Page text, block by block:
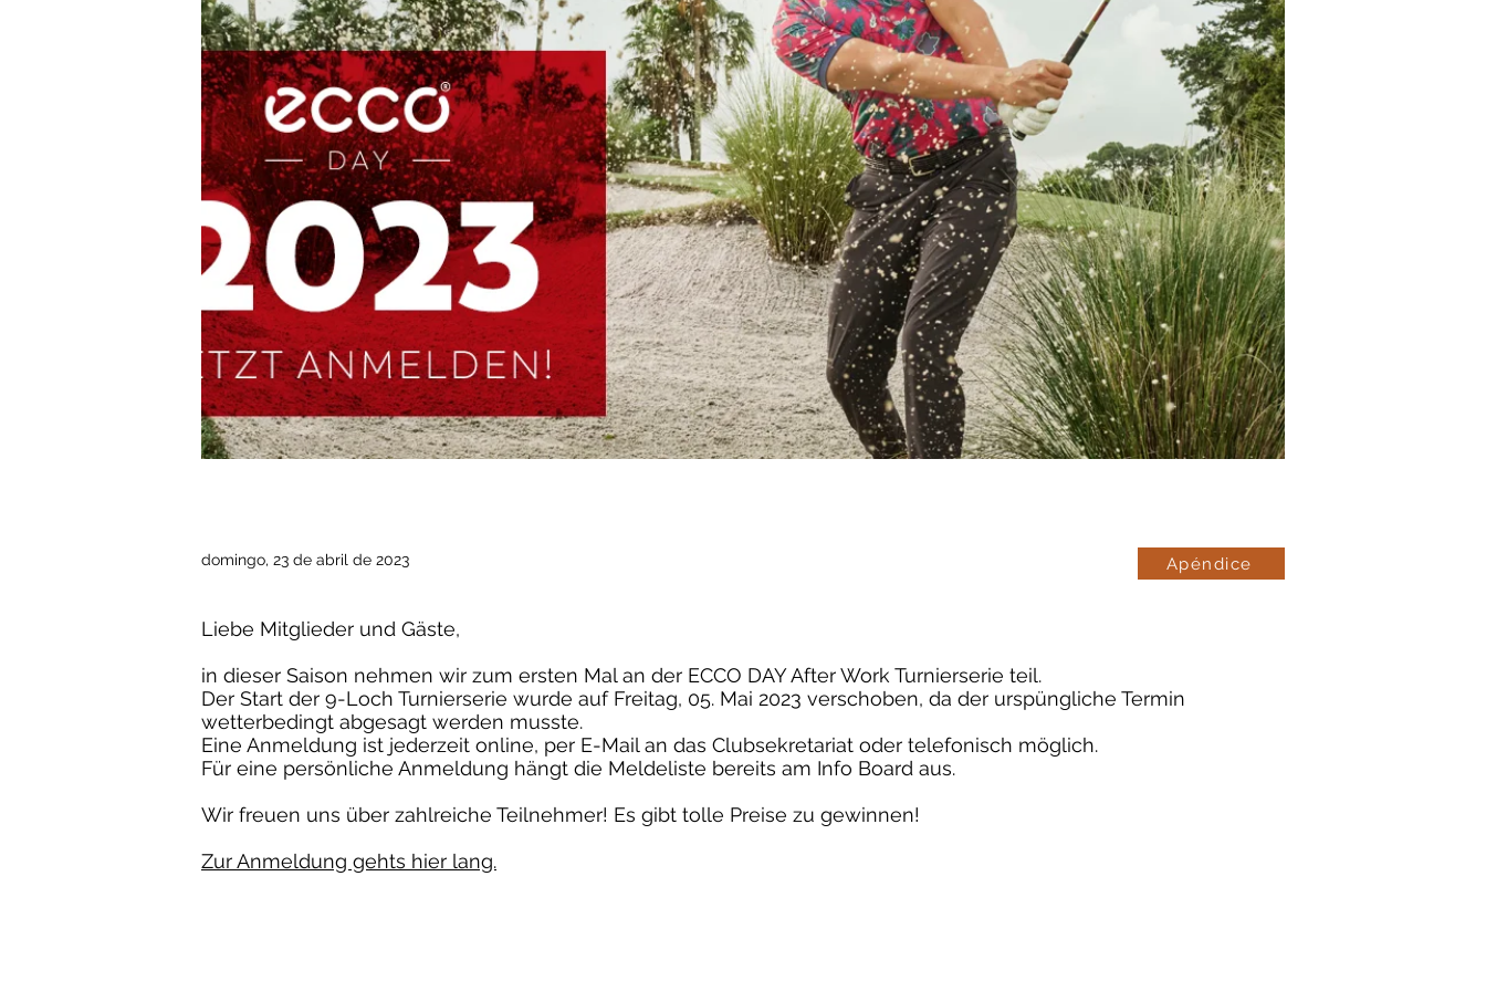
domingo, 23 de abril de 2023 Apéndice
Liebe Mitglieder und Gäste,
in dieser Saison nehmen wir zum ersten Mal an der ECCO DAY After Work Turnierserie teil.
Der Start der 9-Loch Turnierserie wurde auf Freitag, 05. Mai 2023 verschoben, da der urspüngliche Termin
wetterbedingt abgesagt werden musste.
Eine Anmeldung ist jederzeit online, per E-Mail an das Clubsekretariat oder telefonisch möglich.
Für eine persönliche Anmeldung hängt die Meldeliste bereits am Info Board aus.
Wir freuen uns über zahlreiche Teilnehmer! Es gibt tolle Preise zu gewinnen!
Zur Anmeldung gehts hier lang.